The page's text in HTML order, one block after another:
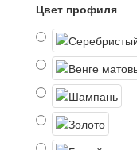
Цвет профиля